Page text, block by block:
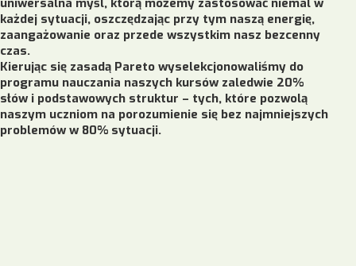
uniwersalna myśl, którą możemy zastosować niemal w
każdej sytuacji, oszczędzając przy tym naszą energię,
zaangażowanie oraz przede wszystkim nasz bezcenny
czas.
Kierując się zasadą Pareto wyselekcjonowaliśmy do
programu nauczania naszych kursów zaledwie 20%
słów i podstawowych struktur – tych, które pozwolą
naszym uczniom na porozumienie się bez najmniejszych
problemów w 80% sytuacji.